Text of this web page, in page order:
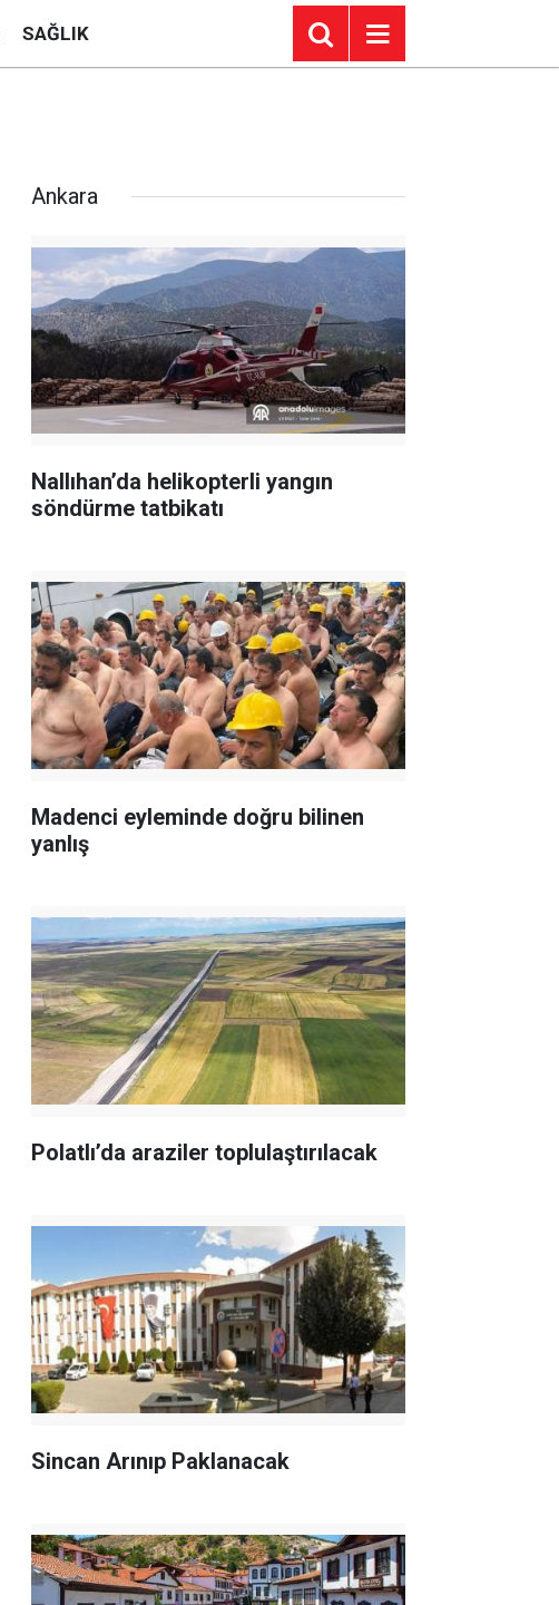
SAĞLIK
Ankara
Nallıhan’da helikopterli yangın
söndürme tatbikatı
Madenci eyleminde doğru bilinen
yanlış
Polatlı’da araziler toplulaştırılacak
Sincan Arınıp Paklanacak